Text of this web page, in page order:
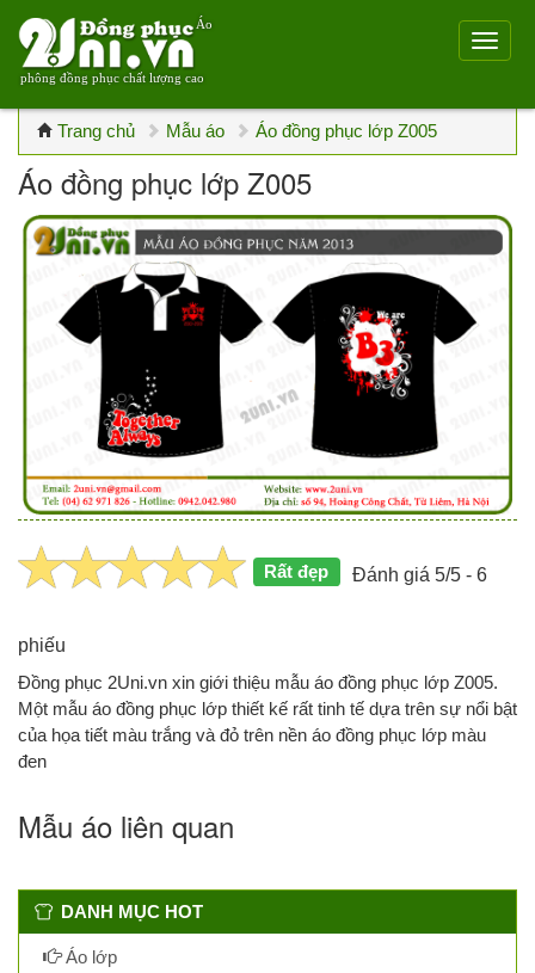
Áo
phông đồng phục chất lượng cao
Trang chủ Mẫu áo Áo đồng phục lớp Z005
Áo đồng phục lớp Z005
Rất đẹp Đánh giá 5/5 - 6
phiếu
Đồng phục 2Uni.vn xin giới thiệu mẫu áo đồng phục lớp Z005.
Một mẫu áo đồng phục lớp thiết kế rất tinh tế dựa trên sự nổi bật
của họa tiết màu trắng và đỏ trên nền áo đồng phục lớp màu
đen
Mẫu áo liên quan
DANH MỤC HOT
Áo lớp